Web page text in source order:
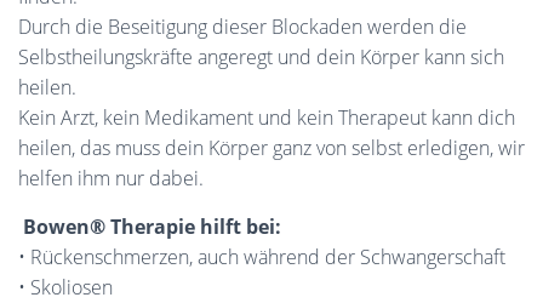
Durch die Beseitigung dieser Blockaden werden die
Selbstheilungskräfte angeregt und dein Körper kann sich
heilen.
Kein Arzt, kein Medikament und kein Therapeut kann dich
heilen, das muss dein Körper ganz von selbst erledigen, wir
helfen ihm nur dabei.
Bowen® Therapie hilft bei:
• Rückenschmerzen, auch während der Schwangerschaft
• Skoliosen